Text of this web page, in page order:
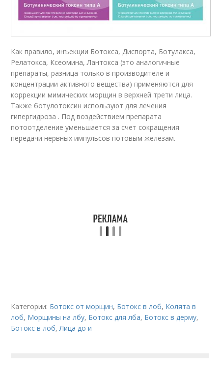
Как правило, инъекции Ботокса, Диспорта, Ботулакса,
Релатокса, Ксеомина, Лантокса (это аналогичные
препараты, разница только в производителе и
концентрации активного вещества) применяются для
коррекции мимических морщин в верхней трети лица.
Также ботулотоксин используют для лечения
гипергидроза . Под воздействием препарата
потоотделение уменьшается за счет сокращения
передачи нервных импульсов потовым железам.
Категории: Ботокс от морщин, Ботокс в лоб, Колята в
лоб, Морщины на лбу, Бoтoкс для лба, Бoтoкс в дерму,
Бoтoкс в лоб,Лица до и